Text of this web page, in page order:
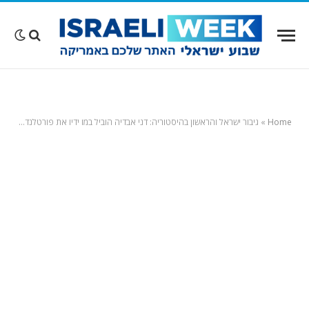
Home
» גיבור ישראל והראשון בהיסטוריה: דני אבדיה הוביל במו ידיו את פורטלנד לפלייאוף האן.בי.אי בניצחון דרמטי על פיניקס. צפו בסרטוני ההיילייטס